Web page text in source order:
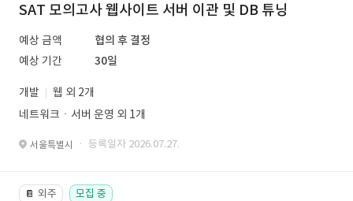
SAT 모의고사 웹사이트 서버 이관 및 DB 튜닝
예상 금액
협의 후 결정
예상 기간
30일
개발
웹 외 2개
네트워크ㆍ서버 운영 외 1개
서울특별시 · 등록일자 2026.07.27.
📔 외주 모집 중